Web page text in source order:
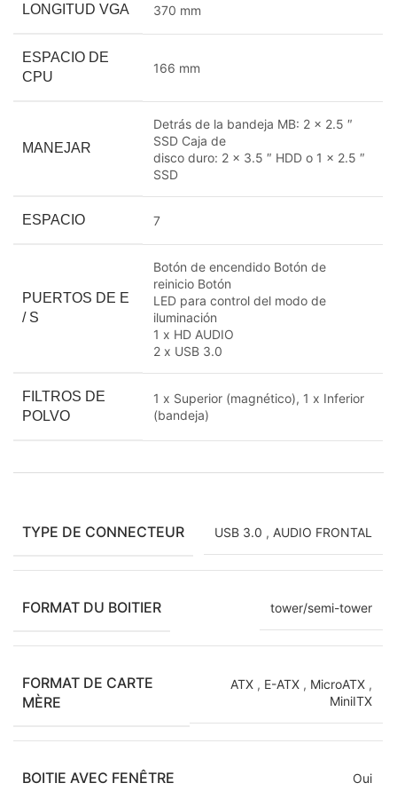
LONGITUD VGA 370 mm
ESPACIO DE
CPU
166 mm
MANEJAR
Detrás de la bandeja MB: 2 x 2.5 ″
SSD Caja de
disco duro: 2 x 3.5 ″ HDD o 1 x 2.5 ″
SSD
ESPACIO 7
PUERTOS DE E
/ S
Botón de encendido Botón de
reinicio Botón
LED para control del modo de
iluminación
1 x HD AUDIO
2 x USB 3.0
FILTROS DE
POLVO
1 x Superior (magnético), 1 x Inferior
(bandeja)
TYPE DE CONNECTEUR USB 3.0 , AUDIO FRONTAL
FORMAT DU BOITIER tower/semi-tower
FORMAT DE CARTE
MÈRE
ATX , E-ATX , MicroATX ,
MiniITX
BOITIE AVEC FENÊTRE Oui